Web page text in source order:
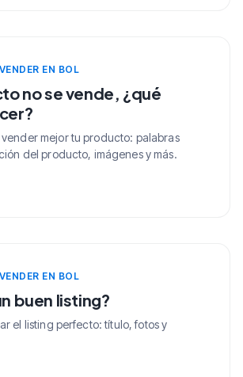
EN BOL
no se vende, ¿qué
mejor tu producto: palabras
del producto, imágenes y más.
EN BOL
buen listing?
el listing perfecto: título, fotos y